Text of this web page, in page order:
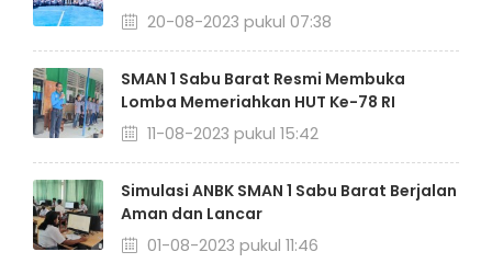
20-08-2023 pukul 07:38
SMAN 1 Sabu Barat Resmi Membuka
Lomba Memeriahkan HUT Ke-78 RI
11-08-2023 pukul 15:42
Simulasi ANBK SMAN 1 Sabu Barat Berjalan
Aman dan Lancar
01-08-2023 pukul 11:46